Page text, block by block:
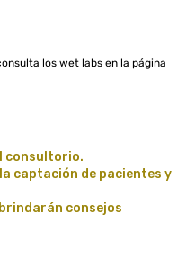
los wet labs en la página
consultorio.
captación de pacientes y
consejos